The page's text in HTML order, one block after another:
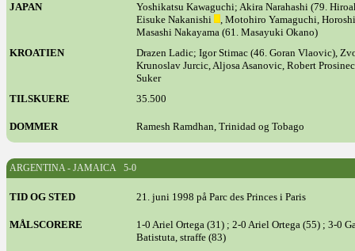
JAPAN
Yoshikatsu Kawaguchi; Akira Narahashi (79.
Eisuke Nakanishi
, Motohiro Yamaguchi,
Masashi Nakayama (61. Masayuki Okano)
KROATIEN
Drazen Ladic; Igor Stimac (46. Goran Vlaovic),
Krunoslav Jurcic, Aljosa Asanovic, Robert
Suker
TILSKUERE
35.500
DOMMER Ramesh Ramdhan, Trinidad og Tobago
ARGENTINA - JAMAICA 5-0
TID OG STED 21. juni 1998 på Parc des Princes i Paris
MÅLSCORERE
1-0 Ariel Ortega (31) ; 2-0 Ariel Ortega (55) ; 3-0
Batistuta, straffe (83)